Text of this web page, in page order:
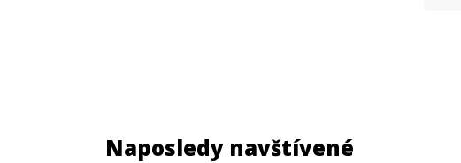
Naposledy navštívené